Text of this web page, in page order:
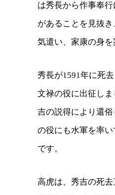
は秀長から作事奉
があることを見抜
気遣い、家康の身
秀長が1591年に死
文禄の役に出征し
吉の説得により還
の役にも水軍を率
です。
高虎は、秀吉の死